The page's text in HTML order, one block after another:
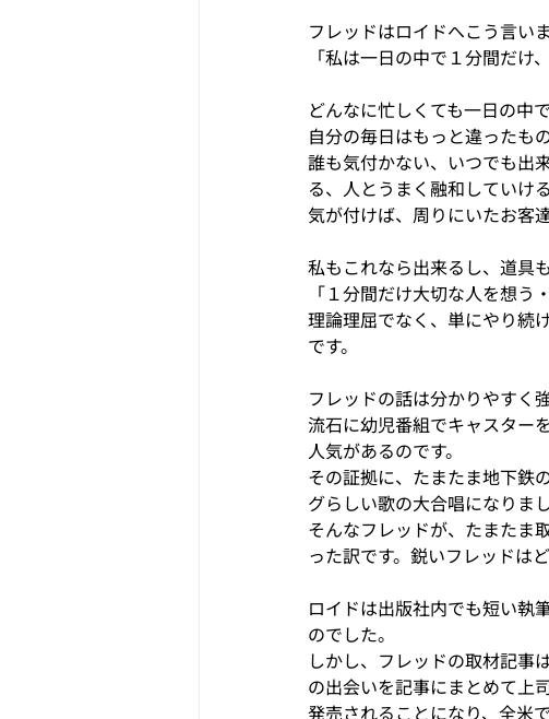
フレッドはロイドへこう言い
「私は一日の中で１分間だけ
どんなに忙しくても一日の中
自分の毎日はもっと違ったも
誰も気付かない、いつでも出
る、人とうまく融和していけ
気が付けば、周りにいたお客
私もこれなら出来るし、道具
「１分間だけ大切な人を想う
理論理屈でなく、単にやり続
です。
フレッドの話は分かりやすく
流石に幼児番組でキャスター
人気があるのです。
その証拠に、たまたま地下鉄
グらしい歌の大合唱になりま
そんなフレッドが、たまたま
った訳です。鋭いフレッドは
ロイドは出版社内でも短い執
のでした。
しかし、フレッドの取材記事
の出会いを記事にまとめて上
発売されることになり、全米